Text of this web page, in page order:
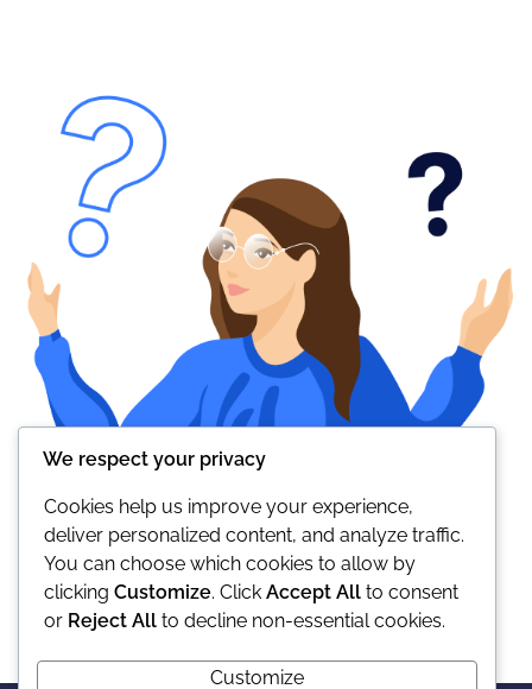
We respect your privacy
Cookies help us improve your experience,
deliver personalized content, and analyze traffic.
You can choose which cookies to allow by
clicking Customize. Click Accept All to consent
or Reject All to decline non-essential cookies.
Customize